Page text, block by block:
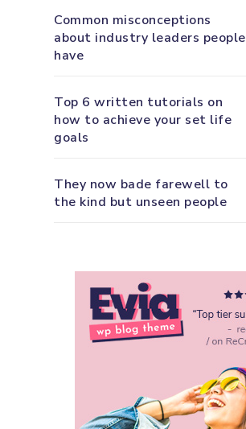
Common misconceptions
about industry leaders people
have
Top 6 written tutorials on
how to achieve your set life
goals
They now bade farewell to
the kind but unseen people